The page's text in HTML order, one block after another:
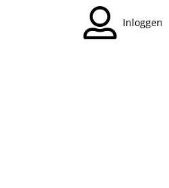
Inloggen